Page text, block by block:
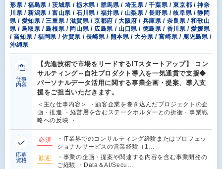
形県 / 福島県 / 茨城県 / 栃木県 / 群馬県 / 埼玉県 / 千葉県 / 東京都 / 神奈
川県 / 新潟県 / 富山県 / 石川県 / 福井県 / 山梨県 / 長野県 / 岐阜県 / 静岡
県 / 愛知県 / 三重県 / 滋賀県 / 京都府 / 大阪府 / 兵庫県 / 奈良県 / 和歌山
県 / 鳥取県 / 島根県 / 岡山県 / 広島県 / 山口県 / 徳島県 / 香川県 / 愛媛県
/ 高知県 / 福岡県 / 佐賀県 / 長崎県 / 熊本県 / 大分県 / 宮崎県 / 鹿児島県 /
沖縄県
仕事
内容
【先進技術で市場をリードするITスタートアップ】 コン
サルティング～自社プロダクト導入を一気通貫で支援◆
パーソナルデータ活用に関する事業企画・提案、導入支
援をご担当いただきます。
＜主な仕事内容＞ ・顧客企業を巻き込んだプロジェクトの企
画・推進 ・経営層を含むステークホルダーとの折衝・事業戦
略への反映 ・…
応募
資格
必須
・IT業界でのコンサルティング経験またはプロフェッ
ショナルサービスの営業経験（1…
歓迎
・事業の企画・提案や関連する内容を含む事業開発の
ご経験 ・Data＆AI/Secu…